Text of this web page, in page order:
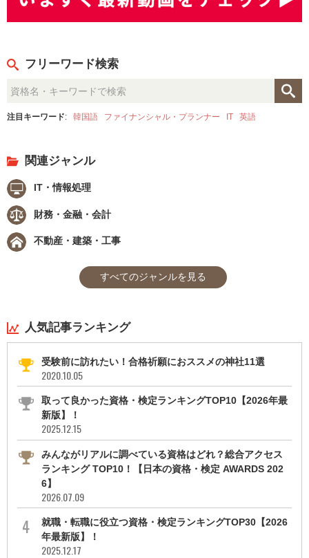
フリーワード検索
注目キーワード: 韓国語 ファイナンシャル・プランナー IT 英語
関連ジャンル
IT・情報処理
財務・金融・会計
不動産・建築・工事
すべてのジャンルを見る
人気記事ランキング
受験前に訪れたい！合格祈願におススメの神社11選
2020.10.05
取って良かった資格・検定ランキングTOP10【2026年最
新版】！
2025.12.15
みんながリアルに調べている資格はどれ？総合アクセス
ランキング TOP10！【日本の資格・検定 AWARDS 202
6】
2026.07.09
就職・転職に役立つ資格・検定ランキングTOP30【2026
年最新版】！
2025.12.17